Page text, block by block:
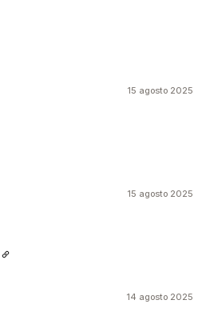
15 agosto 2025
15 agosto 2025
14 agosto 2025